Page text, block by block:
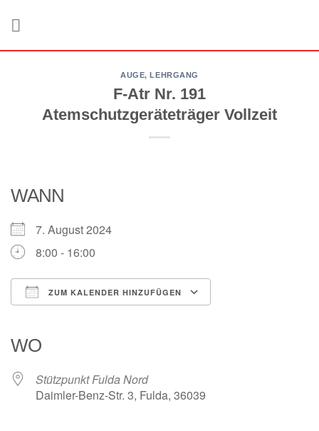
AUGE,LEHRGANG
F-Atr Nr. 191
Atemschutzgeräteträger Vollzeit
WANN
7. August 2024
8:00 - 16:00
ZUM KALENDER HINZUFÜGEN
WO
Stützpunkt Fulda Nord
Daimler-Benz-Str. 3, Fulda, 36039